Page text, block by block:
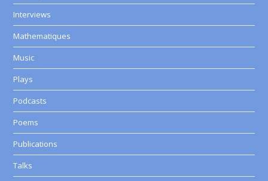
Interviews
Mathematiques
Music
Plays
Podcasts
Poems
Publications
Talks